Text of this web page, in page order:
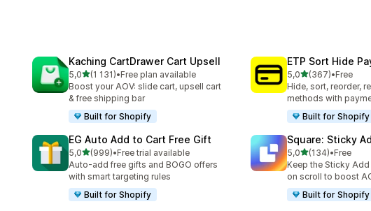
Kaching CartDrawer Cart Upsell
5,0/ 5 tähteä
(1 131)
1131 arvostelua yhteensä
•Free plan available
Boost your AOV: slide cart, upsell cart
& free shipping bar
Built for Shopify
ETP Sort Hide
5,0/ 5 tähteä
(367)
367 arvostelua
•Free
Hide, sort, reorder,
methods with
Built for Shopify
EG Auto Add to Cart Free Gift
5,0/ 5 tähteä
(999)
999 arvostelua yhteensä
•Free trial available
Auto-add free gifts and BOGO offers
with smart targeting rules
Built for Shopify
Square: Sticky
5,0/ 5 tähteä
(134)
134 arvostelua
•Free
Keep the Sticky
on scroll to boost
Built for Shopify